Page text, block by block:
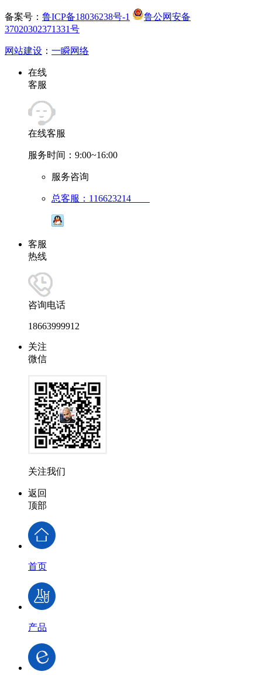
备案号： 鲁ICP备18036238号-1
鲁公网安备
37020302371331号
网站建设 ： 一瞬网络
在线
客服
在线客服
服务时间：9:00~16:00
服务咨询
总客服：116623214
客服
热线
咨询电话
18663999912
关注
微信
关注我们
返回
顶部
首页
产品